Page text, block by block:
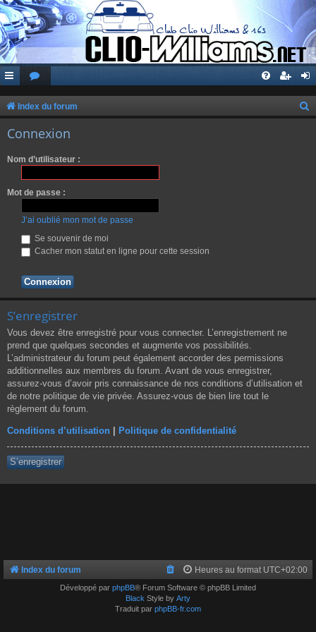
Index du forum
Connexion
Nom d’utilisateur :
Mot de passe :
J’ai oublié mon mot de passe
Se souvenir de moi
Cacher mon statut en ligne pour cette session
S’enregistrer
Vous devez être enregistré pour vous connecter. L’enregistrement ne
prend que quelques secondes et augmente vos possibilités.
L’administrateur du forum peut également accorder des permissions
additionnelles aux membres du forum. Avant de vous enregistrer,
assurez-vous d’avoir pris connaissance de nos conditions d’utilisation et
de notre politique de vie privée. Assurez-vous de bien lire tout le
règlement du forum.
Conditions d’utilisation Politique de confidentialité
S’enregistrer
Index du forum Heures au format UTC+02:00
Développé par phpBB® Forum Software © phpBB Limited
Black Style by Arty
Traduit par phpBB-fr.com